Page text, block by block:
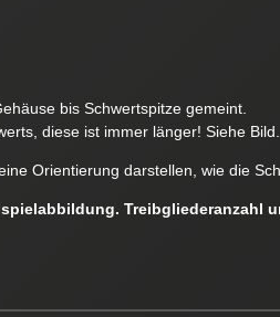
bis Schwertspitze gemeint.
diese ist immer länger! Siehe Bild.
Orientierung darstellen, wie die
Treibgliederanzahl